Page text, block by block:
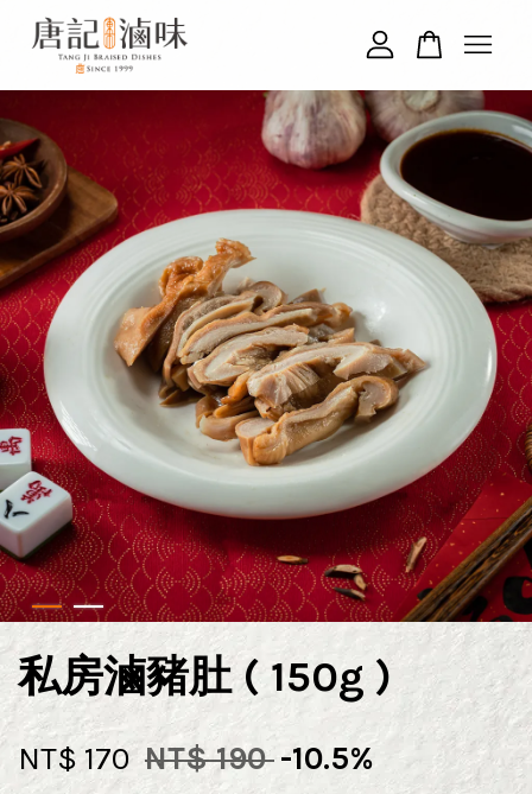
私房滷豬肚 ( 150g )
NT$ 170NT$ 190-10.5%
您的購物車目前還是空的。
繼續購物